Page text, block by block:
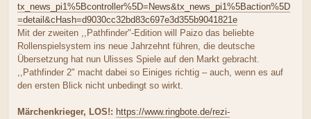
tx_news_pi1%5Bcontroller%5D=News&tx_news_pi1%5Baction%5D
=detail&cHash=d9030cc32bd83c697e3d355b9041821e
Mit der zweiten ,,Pathfinder"-Edition will Paizo das beliebte
Rollenspielsystem ins neue Jahrzehnt führen, die deutsche
Übersetzung hat nun Ulisses Spiele auf den Markt gebracht.
,,Pathfinder 2" macht dabei so Einiges richtig – auch, wenn es auf
den ersten Blick nicht unbedingt so wirkt.
Märchenkrieger, LOS!: https://www.ringbote.de/rezi-